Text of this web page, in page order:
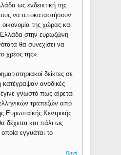
ως ενδεικτική της
να αποκαταστήσουν
της χώρας και
Ελλάδα στην ευρωζώνη
θα συνεχίσει να
χρέος της».
δείκτες σε
ανοδικές
γνωστό πως αίρεται
τραπεζών από
Ευρωπαϊκής Κεντρικής
δέχεται και πάλι ως
εγγυάται το
Πηγή